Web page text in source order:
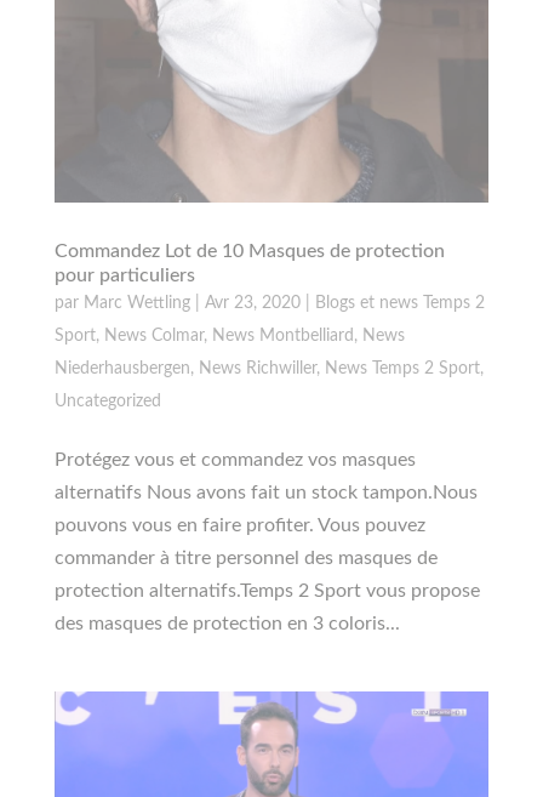
Commandez Lot de 10 Masques de protection
pour particuliers
par Marc Wettling| Avr 23, 2020|
Blogs et news Temps 2
Sport, News Colmar, News Montbelliard , News
Niederhausbergen, News Richwiller, News Temps 2 Sport,
Uncategorized
Protégez vous et commandez vos masques
alternatifs Nous avons fait un stock tampon.Nous
pouvons vous en faire profiter. Vous pouvez
commander à titre personnel des masques de
protection alternatifs.Temps 2 Sport vous propose
des masques de protection en 3 coloris...